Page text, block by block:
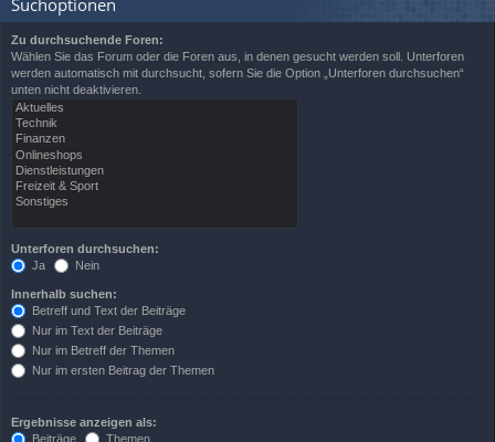
Suchoptionen
Zu durchsuchende Foren:
Wählen Sie das Forum oder die Foren aus, in denen gesucht werden soll. Unterforen
werden automatisch mit durchsucht, sofern Sie die Option „Unterforen durchsuchen“
unten nicht deaktivieren.
Unterforen durchsuchen:
Ja
Nein
Innerhalb suchen:
Betreff und Text der Beiträge
Nur im Text der Beiträge
Nur im Betreff der Themen
Nur im ersten Beitrag der Themen
Ergebnisse anzeigen als:
Beiträge
Themen